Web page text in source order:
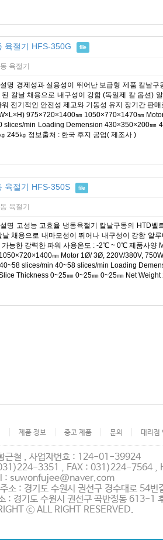
육절기 HFS-350G file
육절기
명 경제성과 실용성이 뛰어난 보급형 제품 칼날
된 칼날 채용으로 내구성이 강함 (독일제 칼 옵션)
워 전기적인 안전성 제고와 기동성 유지 장기간 판
975×720×1400㎜ 1050×770×1470㎜
slices/min Loading Demension 430×350×200㎜
245㎏ 정보출처 : 한국 후지 공업( 제조사 )
육절기 HFS-350S file
육절기
명 고성능 고효율 냉동육절기 칼날구동의 HTD
날 채용으로 내마모성이 뛰어나 내구성이 강함 알
가능한 강력한 파워 사용온도 : -2℃ ~ 0℃ 제품사
㎜ Motor 1Ø/ 3Ø, 220V/380V,
slices/min 40~58 slices/min Loading
Thickness 0~25㎜ 0~25㎜ 0~25㎜ Net
제품 정보 중고 제품 문의 대리점
근철 , 사업자번호 : 124-01-39924
3351 , FAX : 031)224-7564 ,
: suwonfujee@naver.com
소 : 경기도 수원시 권선구 경수대로 54번
: 경기도 수원시 권선구 곡반정동 613-1
ⓒ ALL RIGHT RESERVED.